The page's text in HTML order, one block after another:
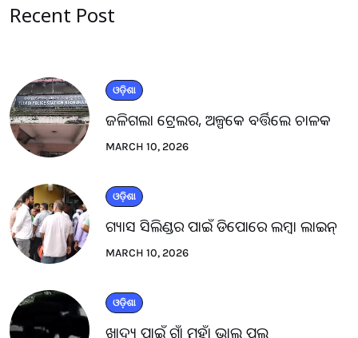
Recent Post
ଓଡ଼ିଶା
ଜଳିଗଲା ଟ୍ରେଲର, ଅଳ୍ପକେ ବର୍ତ୍ତିଲେ ଚାଳକ
MARCH 10, 2026
ଓଡ଼ିଶା
ଗ୍ୟାସ ସିଲିଣ୍ଡର ପାଇଁ ଡିପୋରେ ଲମ୍ବା ଲାଇନ୍
MARCH 10, 2026
ଓଡ଼ିଶା
ଖାଦ୍ୟ ପାଇଁ ଗାଁ ମୁହାଁ ଭାଲୁ ପଲ